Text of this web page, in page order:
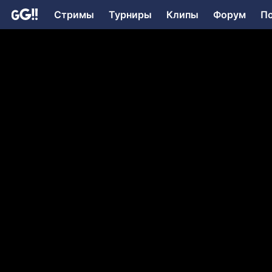
Стримы Турниры Клипы Форум